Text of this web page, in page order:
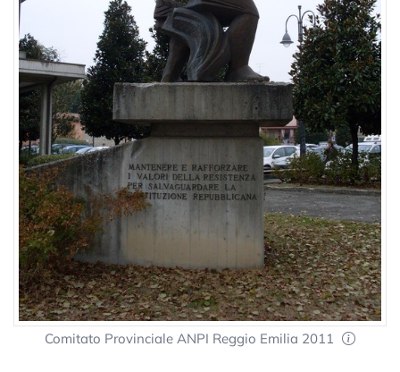
Comitato Provinciale ANPI Reggio Emilia 2011